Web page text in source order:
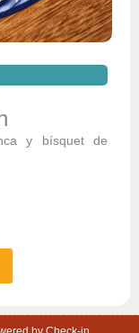
y bísquet de